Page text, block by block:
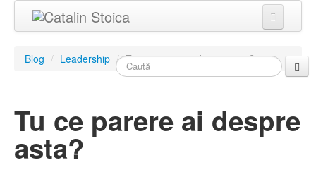
Servicii
Evenimente
Blog / Leadership / Tu ce parere ai despre asta?
Tu ce parere ai despre
asta?